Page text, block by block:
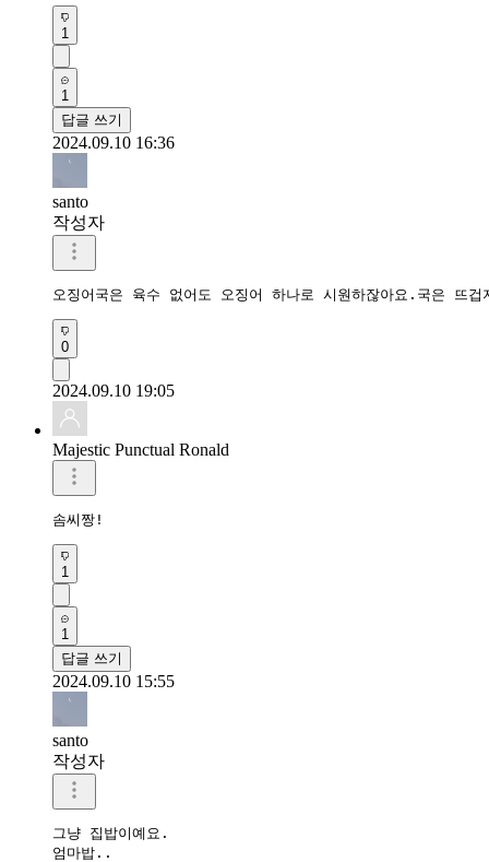
1
1
답글 쓰기
2024.09.10 16:36
santo
작성자
오징어국은 육수 없어도 오징어 하나로 시원하잖아요.국은 뜨
0
2024.09.10 19:05
Majestic Punctual Ronald
솜씨짱!
1
1
답글 쓰기
2024.09.10 15:55
santo
작성자
그냥 집밥이예요.
엄마밥..